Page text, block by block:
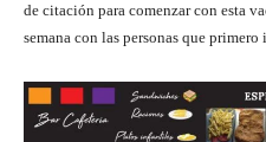
de citación para comenzar con esta
semana con las personas que